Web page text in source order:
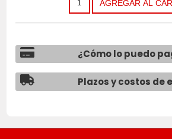
¿Cómo lo puedo
Plazos y costos de